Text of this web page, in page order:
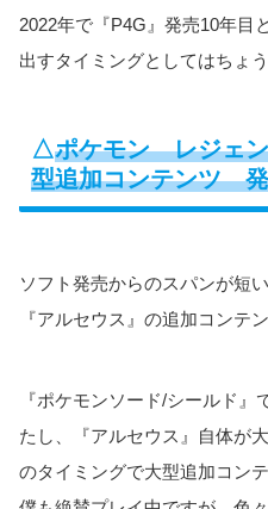
2022年で『P4G』発売10年目
出すタイミングとしてはちょう
△ポケモン レジェ
型追加コンテンツ
ソフト発売からのスパンが短
『アルセウス』の追加コンテ
『ポケモンソード/シールド
たし、『アルセウス』自体が
のタイミングで大型追加コン